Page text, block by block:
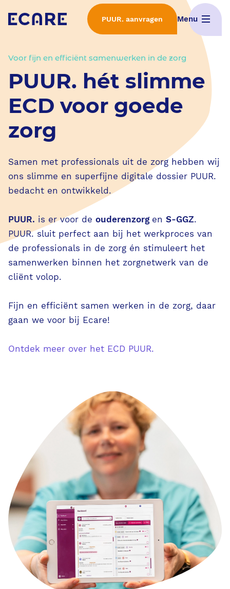
PUUR. aanvragen Menu
Wat is PUUR.
Interactieve demo's
ECD Selectieproces
Implementatie van PUUR.
AI in PUUR.
VVT
PUUR. voor de zorgprofessional
Evenementen
Klassikale trainingen
Blog/Nieuws/Podcast/Webinars
Onze klanten
Werken bij Ecare
Over Ecare
Voor fijn en efficiënt samenwerken in de zorg
PUUR. hét slimme
ECD voor goede
zorg
Samen met professionals uit de zorg hebben wij
ons slimme en superfijne digitale dossier PUUR.
bedacht en ontwikkeld.
PUUR. is er voor de ouderenzorg en S-GGZ.
PUUR. sluit perfect aan bij het werkproces van
de professionals in de zorg én stimuleert het
samenwerken binnen het zorgnetwerk van de
cliënt volop.
Fijn en efficiënt samen werken in de zorg, daar
gaan we voor bij Ecare!
Ontdek meer over het ECD PUUR.